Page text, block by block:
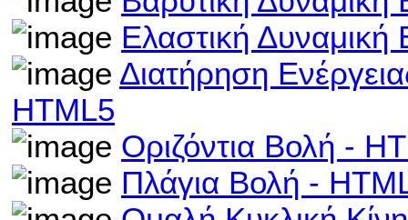
Ελαστική Δυναμική
Διατήρηση
HTML5
Οριζόντια Βολή -
Πλάγια Βολή -